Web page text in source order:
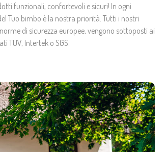
funzionali, confortevoli e sicuri! In ogni
Tuo bimbo è la nostra priorità. Tutti i nostri
di sicurezza europee, vengono sottoposti ai
TUV, Intertek o SGS.